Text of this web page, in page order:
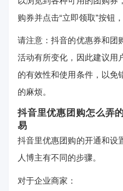
购券并点击“立即领取”按钮
请注意：抖音的优惠券和团
活动有所变化，因此建议用
的有效性和使用条件，以免
的麻烦。
抖音里优惠团购怎么弄
易
抖音里优惠团购的开通和设
人博主有不同的步骤。
对于企业商家：